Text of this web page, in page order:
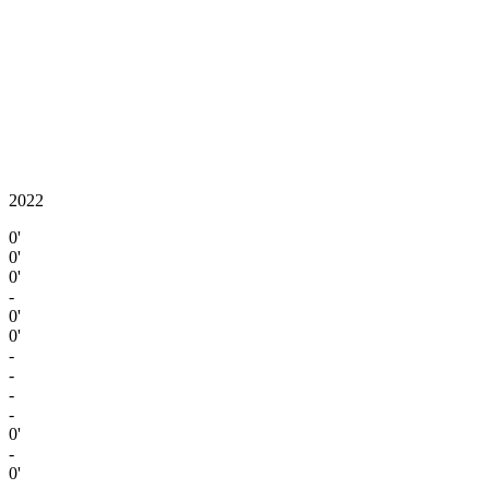
2022
0'
0'
0'
-
0'
0'
-
-
-
-
0'
-
0'